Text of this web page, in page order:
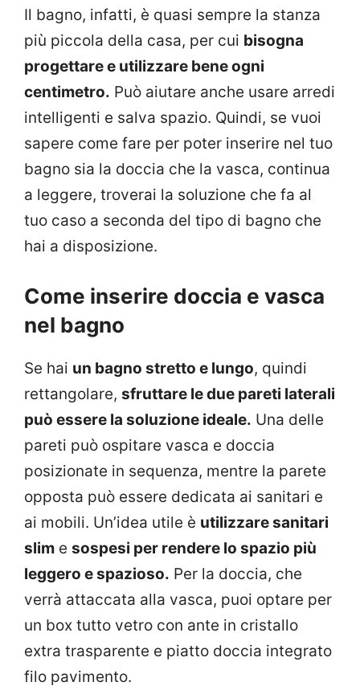
Il bagno, infatti, è quasi sempre la stanza
più piccola della casa, per cui bisogna
progettare e utilizzare bene ogni
centimetro. Può aiutare anche usare arredi
intelligenti e salva spazio. Quindi, se vuoi
sapere come fare per poter inserire nel tuo
bagno sia la doccia che la vasca, continua
a leggere, troverai la soluzione che fa al
tuo caso a seconda del tipo di bagno che
hai a disposizione.
Come inserire doccia e vasca
nel bagno
Se hai un bagno stretto e lungo, quindi
rettangolare, sfruttare le due pareti laterali
può essere la soluzione ideale. Una delle
pareti può ospitare vasca e doccia
posizionate in sequenza, mentre la parete
opposta può essere dedicata ai sanitari e
ai mobili. Un’idea utile è utilizzare sanitari
slim e sospesi per rendere lo spazio più
leggero e spazioso. Per la doccia, che
verrà attaccata alla vasca, puoi optare per
un box tutto vetro con ante in cristallo
extra trasparente e piatto doccia integrato
filo pavimento.